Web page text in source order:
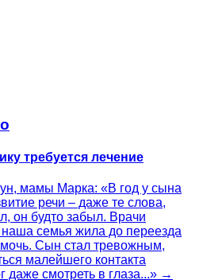
требуется лечение
мамы Марка: «В год у сына
речи – даже те слова,
он будто забыл. Врачи
наша семья жила до переезда
Сын стал тревожным,
малейшего контакта
даже смотреть в глаза...» →